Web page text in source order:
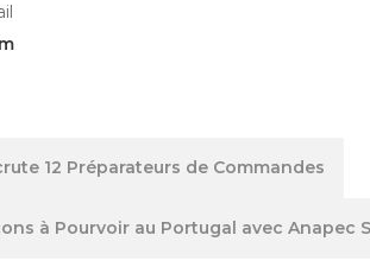
12 Préparateurs de Commandes
à Pourvoir au Portugal avec Anapec